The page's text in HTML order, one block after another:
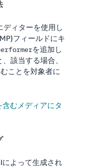
ディターを使用し
フィールドにキ
を追加し
該当する場合、
ことを対象者に
むメディアにタ
よって生成され